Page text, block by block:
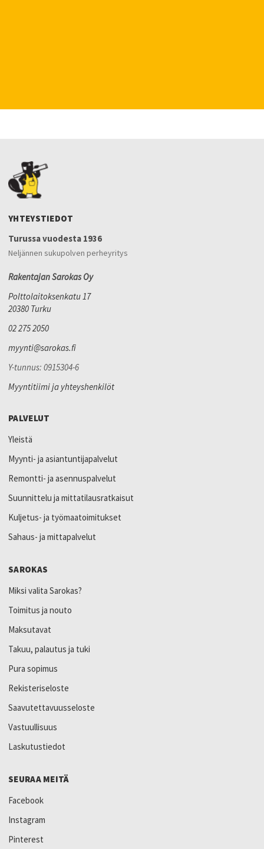
YHTEYSTIEDOT
Turussa vuodesta 1936
Neljännen sukupolven perheyritys
Rakentajan Sarokas Oy
Polttolaitoksenkatu 17
20380 Turku
02 275 2050
myynti@sarokas.fi
Y-tunnus: 0915304-6
Myyntitiimi ja yhteyshenkilöt
PALVELUT
Yleistä
Myynti- ja asiantuntijapalvelut
Remontti- ja asennuspalvelut
Suunnittelu ja mittatilausratkaisut
Kuljetus- ja työmaatoimitukset
Sahaus- ja mittapalvelut
SAROKAS
Miksi valita Sarokas?
Toimitus ja nouto
Maksutavat
Takuu, palautus ja tuki
Pura sopimus
Rekisteriseloste
Saavutettavuusseloste
Vastuullisuus
Laskutustiedot
SEURAA MEITÄ
Facebook
Instagram
Pinterest